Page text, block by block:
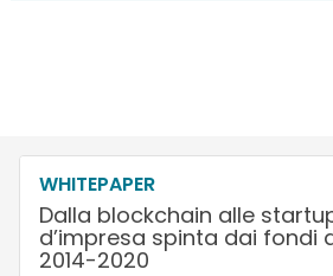
WHITEPAPER
Dalla blockchain alle
d’impresa spinta dai fondi
2014-2020